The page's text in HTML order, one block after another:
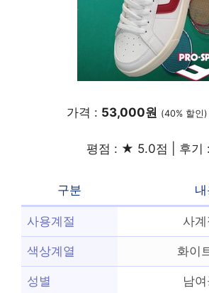
가격 : 53,000원 (40% 할인)
평점 : ★ 5.0점 | 후기
구분
사용계절 사
색상계열 화이
성별 남